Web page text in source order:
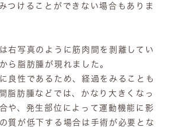
つけることができない場合もありま
右写真のように筋肉間を剥離してい
ら脂肪腫が現れました。
良性であるため、経過をみることも
脂肪腫などでは、かなり大きくなっ
や、発生部位によって運動機能に影
質が低下する場合は手術が必要とな